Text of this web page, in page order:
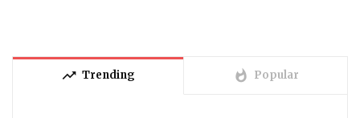
trending_up Trending whatshot Popular